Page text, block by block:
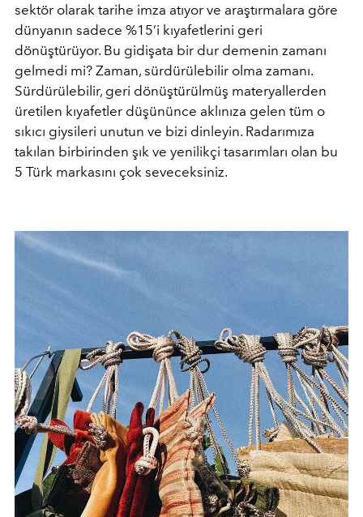
sektör olarak tarihe imza atıyor ve araştırmalara göre
dünyanın sadece %15’i kıyafetlerini geri
dönüştürüyor. Bu gidişata bir dur demenin zamanı
gelmedi mi? Zaman, sürdürülebilir olma zamanı.
Sürdürülebilir, geri dönüştürülmüş materyallerden
üretilen kıyafetler düşününce aklınıza gelen tüm o
sıkıcı giysileri unutun ve bizi dinleyin. Radarımıza
takılan birbirinden şık ve yenilikçi tasarımları olan bu
5 Türk markasını çok seveceksiniz.